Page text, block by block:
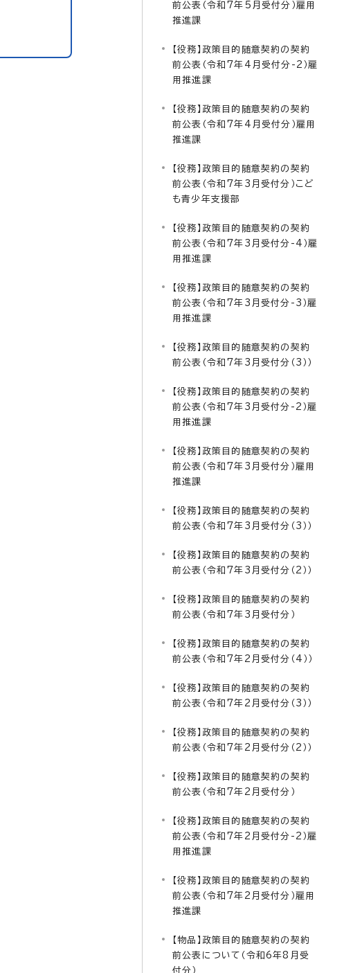
前公表（令和7年5月受付分）雇用
推進課
【役務】政策目的随意契約の契約
前公表（令和7年4月受付分-2）雇
用推進課
【役務】政策目的随意契約の契約
前公表（令和7年4月受付分）雇用
推進課
【役務】政策目的随意契約の契約
前公表（令和7年3月受付分）こど
も青少年支援部
【役務】政策目的随意契約の契約
前公表（令和7年3月受付分-4）雇
用推進課
【役務】政策目的随意契約の契約
前公表（令和7年3月受付分-3）雇
用推進課
【役務】政策目的随意契約の契約
前公表（令和7年3月受付分（3））
【役務】政策目的随意契約の契約
前公表（令和7年3月受付分-2）雇
用推進課
【役務】政策目的随意契約の契約
前公表（令和7年3月受付分）雇用
推進課
【役務】政策目的随意契約の契約
前公表（令和7年3月受付分（3））
【役務】政策目的随意契約の契約
前公表（令和7年3月受付分（2））
【役務】政策目的随意契約の契約
前公表（令和7年3月受付分）
【役務】政策目的随意契約の契約
前公表（令和7年2月受付分（4））
【役務】政策目的随意契約の契約
前公表（令和7年2月受付分（3））
【役務】政策目的随意契約の契約
前公表（令和7年2月受付分（2））
【役務】政策目的随意契約の契約
前公表（令和7年2月受付分）
【役務】政策目的随意契約の契約
前公表（令和7年2月受付分-2）雇
用推進課
【役務】政策目的随意契約の契約
前公表（令和7年2月受付分）雇用
推進課
【物品】政策目的随意契約の契約
前公表について（令和6年8月受
付分）